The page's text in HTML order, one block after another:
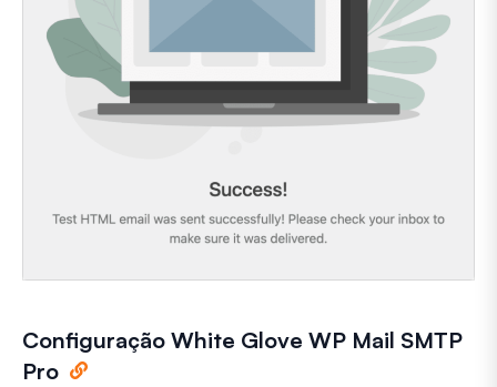
Configuração White Glove WP Mail SMTP
Pro